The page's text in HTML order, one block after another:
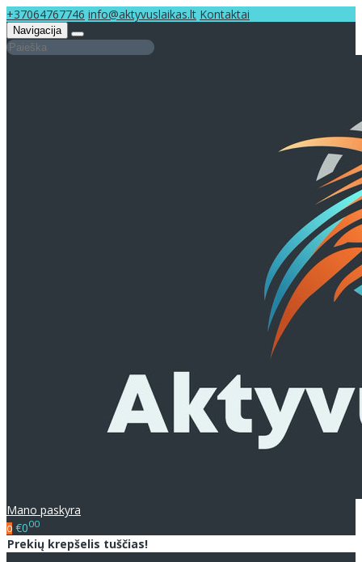
+37064767746 info@aktyvuslaikas.lt Kontaktai
Navigacija
Mano paskyra
0 €000
Prekių krepšelis tuščias!